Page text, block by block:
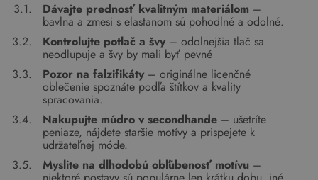
Dávajte prednosť kvalitným materiálom –
bavlna a zmesi s elastanom sú pohodlné a odolné.
Kontrolujte potlač a švy – odolnejšia tlač sa
neodlupuje a švy by mali byť pevné
Pozor na falzifikáty – originálne licenčné
oblečenie spoznáte podľa štítkov a kvality
spracovania.
Nakupujte múdro v secondhande – ušetríte
peniaze, nájdete staršie motívy a prispejete k
udržateľnej móde.
Myslite na dlhodobú obľúbenosť motívu –